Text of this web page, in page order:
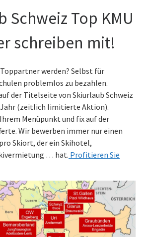
Schweiz Top KMU
schreiben mit!
werden? Selbst für
problemlos zu bezahlen.
der Titelseite von Skiurlaub Schweiz
Jahr (zeitlich limitierte Aktion).
Menüpunkt und fix auf der
Wir bewerben immer nur einen
Skiort, der ein Skihotel,
… hat. Profitieren Sie